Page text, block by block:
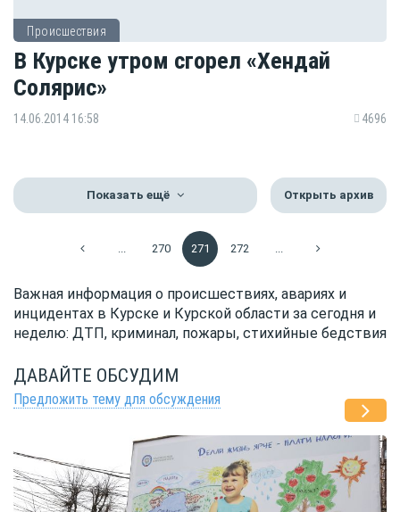
Происшествия
В Курске утром сгорел «Хендай
Солярис»
14.06.2014 16:58 4696
Показать ещё Открыть архив
270 271 272
Важная информация о происшествиях, авариях и
инцидентах в Курске и Курской области за сегодня и
неделю: ДТП, криминал, пожары, стихийные бедствия
ДАВАЙТЕ ОБСУДИМ
Предложить тему для обсуждения